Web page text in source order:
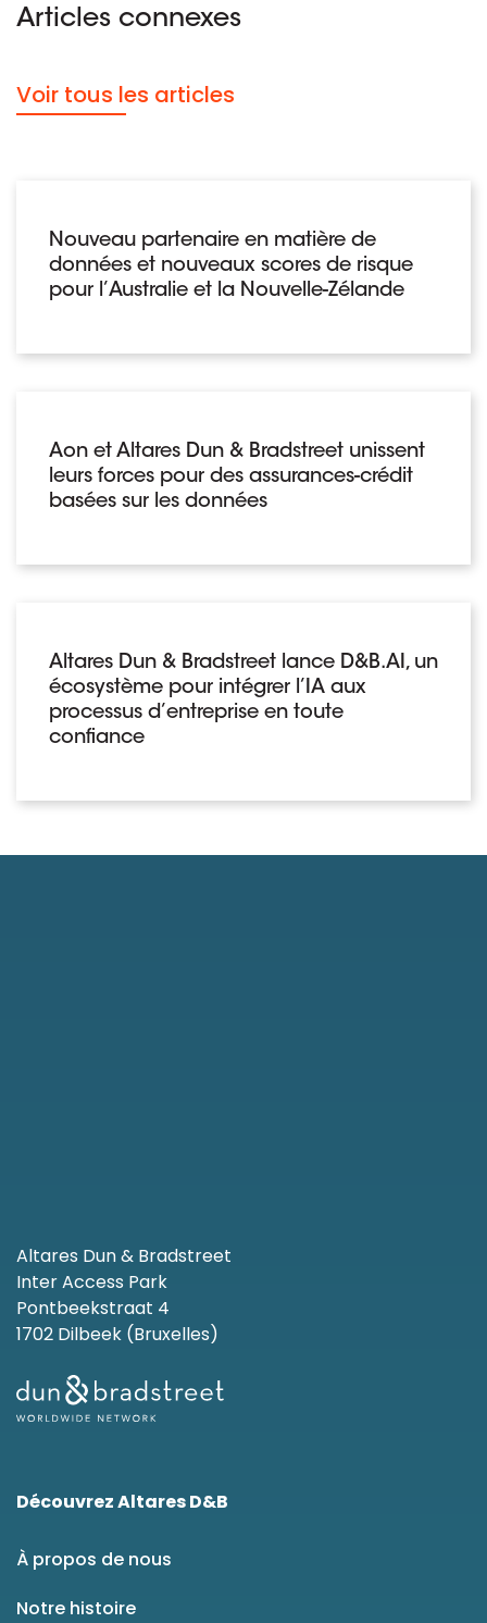
Articles connexes
Voir tous les articles
Nouveau partenaire en matière de
données et nouveaux scores de risque
pour l’Australie et la Nouvelle-Zélande
Aon et Altares Dun & Bradstreet unissent
leurs forces pour des assurances-crédit
basées sur les données
Altares Dun & Bradstreet lance D&B.AI, un
écosystème pour intégrer l’IA aux
processus d’entreprise en toute
confiance
Altares Dun & Bradstreet
Inter Access Park
Pontbeekstraat 4
1702 Dilbeek (Bruxelles)
Découvrez Altares D&B
À propos de nous
Notre histoire